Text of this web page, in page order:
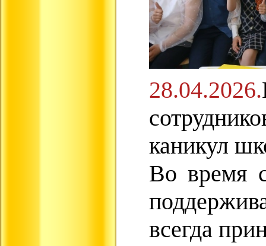
28.04.2026.
каникул
Во время
всегда